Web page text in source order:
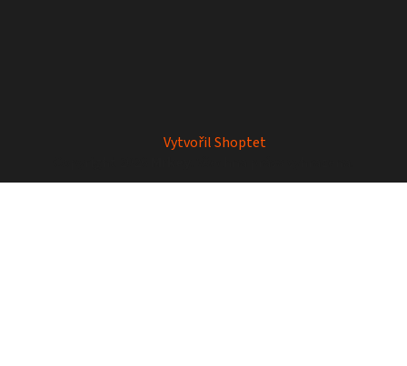
Vytvořil Shoptet